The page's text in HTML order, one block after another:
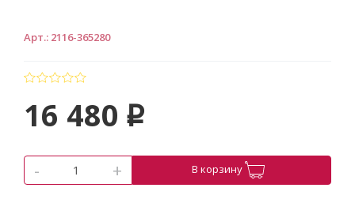
Арт.: 2116-365280
16 480 p
- + В корзину